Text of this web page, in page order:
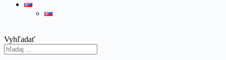
Vyhľadať